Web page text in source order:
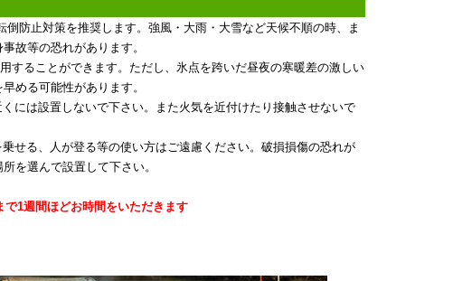
防止対策を推奨します。強風・大雨・大雪など天候不順の時、ま
故等の恐れがあります。
することができます。ただし、氷点を跨いだ昼夜の寒暖差の激しい
める可能性があります。
には設置しないで下さい。また火気を近付けたり接触させないで
せる、人が登る等の使い方はご遠慮ください。破損損傷の恐れが
を選んで設置して下さい。
1週間ほどお時間をいただきます